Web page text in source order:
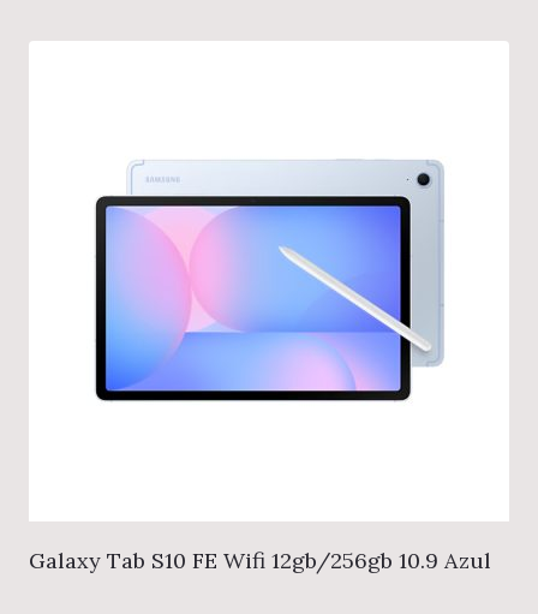
Galaxy Tab S10 FE Wifi 12gb/256gb 10.9 Azul